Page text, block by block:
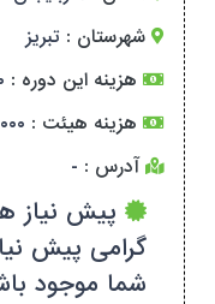
شهرستان : تبریز
هزینه این دوره :
هزینه هیئت :
آدرس : -
پیش نیاز
گرامی پیش
شما موجود